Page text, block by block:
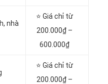
nhà
⭐ Giá chỉ từ
200.000₫ –
600.000₫
⭐ Giá chỉ từ
200.000₫ –